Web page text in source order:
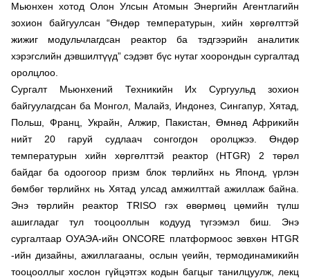
Мьюнхен хотод Олон Улсын Атомын Энергийн Агентлагийн
зохион байгуулсан “Өндөр температурын, хийн хөргөлттэй
жижиг модульчлагдсан реактор ба тэдгээрийн аналитик
хэрэгслийн дэвшилтүүд” сэдэвт бүс нутаг хоорондын сургалтад
оролцлоо.
Сургалт Мьюнхений Техникийн Их Сургуульд зохион
байгуулагдсан ба Монгол, Малайз, Индонез, Сингапур, Хятад,
Польш, Франц, Украйн, Алжир, Пакистан, Өмнөд Африкийн
нийт 20 гаруй судлаач сонгогдон оролцжээ. Өндөр
температурын хийн хөргөлттэй реактор (HTGR) 2 төрөл
байдаг ба одоогоор призм блок төрлийнх нь Японд, үрлэн
бөмбөг төрлийнх нь Хятад улсад амжилттай ажиллаж байна.
Энэ төрлийн реактор TRISO гэх өвөрмөц цөмийн түлш
ашигладаг тул тооцооллын кодууд түгээмэл биш. Энэ
сургалтаар ОУАЭА-ийн ONCORE платформоос зөвхөн HTGR
-ийн дизайны, ажиллагааны, ослын үеийн, термодинамикийн
тооцооллыг хослон гүйцэтгэх кодын багцыг танилцуулж, лекц